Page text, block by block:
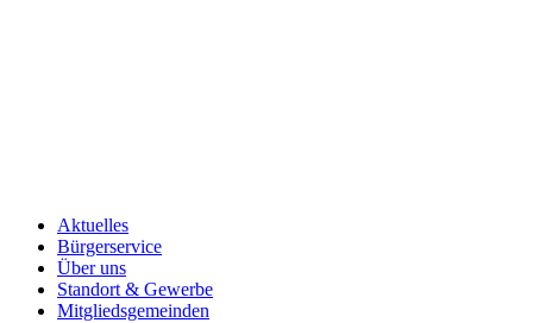
Aktuelles
Bürgerservice
Über uns
Standort & Gewerbe
Mitgliedsgemeinden